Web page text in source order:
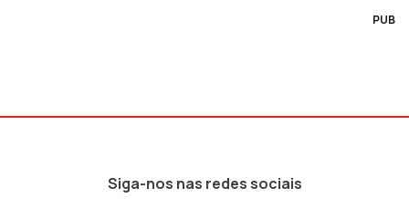
PUB
Siga-nos nas redes sociais